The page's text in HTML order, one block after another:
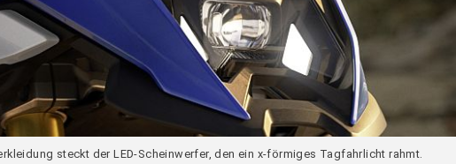
steckt der LED-Scheinwerfer, den ein x-förmiges Tagfahrlicht rahmt.